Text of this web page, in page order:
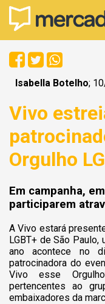
Isabella Botelho;
Vivo
Orgulho
Em campanha,
participarem
A Vivo estará
LGBT+ de São
ano acontece no
patrocinadora do
Vivo esse
pertencentes ao
embaixadores da